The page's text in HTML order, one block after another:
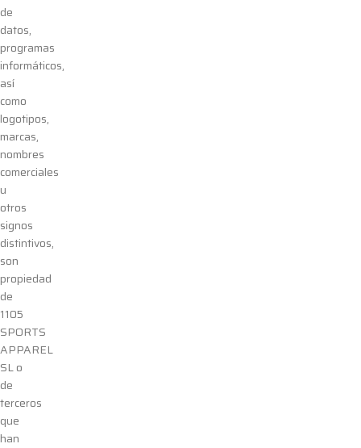
de
datos,
programas
informáticos,
así
como
logotipos,
marcas,
nombres
comerciales
u
otros
signos
distintivos,
son
propiedad
de
1105
SPORTS
APPAREL
SLo
de
terceros
que
han